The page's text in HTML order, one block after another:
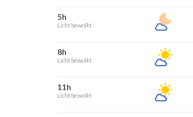
5h
Licht bewolkt
8h
Licht bewolkt
11h
Licht bewolkt